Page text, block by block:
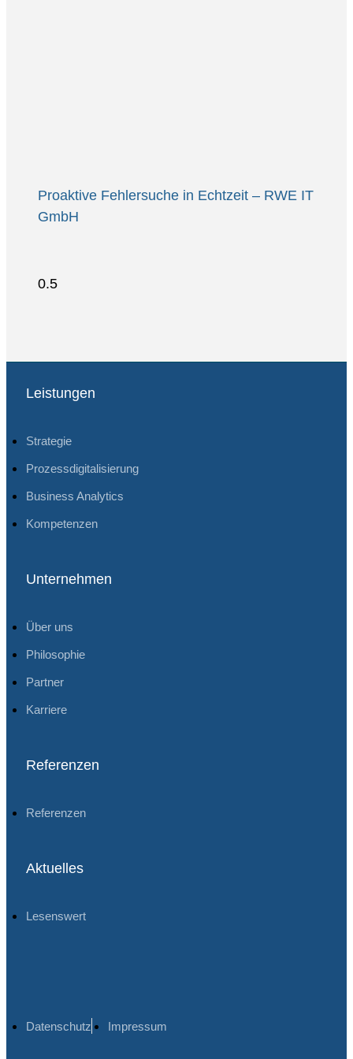
Proaktive Fehlersuche in Echtzeit – RWE IT
GmbH
Leistungen
Strategie
Prozessdigitalisierung
Business Analytics
Kompetenzen
Unternehmen
Über uns
Philosophie
Partner
Karriere
Referenzen
Referenzen
Aktuelles
Lesenswert
Datenschutz Impressum